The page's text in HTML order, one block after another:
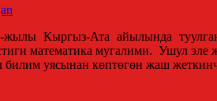
жылы Кыргыз-Ата айылында
математика мугалими. Ушул
уясынан көптөгөн жаш